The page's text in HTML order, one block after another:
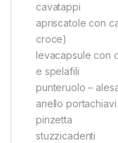
cavatappi
apriscatole con
croce)
levacapsule con
e spelafili
punteruolo –
anello portachiavi
pinzetta
stuzzicadenti